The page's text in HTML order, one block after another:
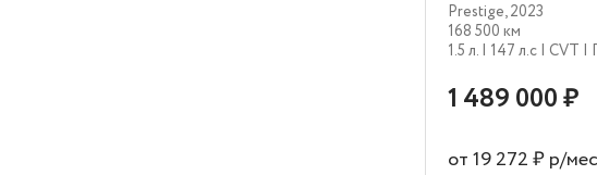
Prestige,2023
168 500 км
1.5 л. | 147 л.c | CVT |
1 489 000 ₽
от 19 272 ₽ р/